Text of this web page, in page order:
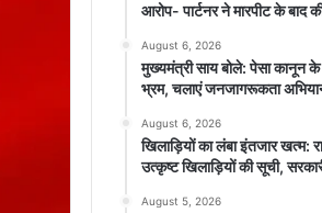
आरोप- पार्टनर ने मारपीट के बाद
August 6, 2026
मुख्यमंत्री साय बोले: पेसा कानून
भ्रम, चलाएं जनजागरूकता
August 6, 2026
खिलाड़ियों का लंबा इंतजार खत्म:
उत्कृष्ट खिलाड़ियों की सूची,
August 5, 2026